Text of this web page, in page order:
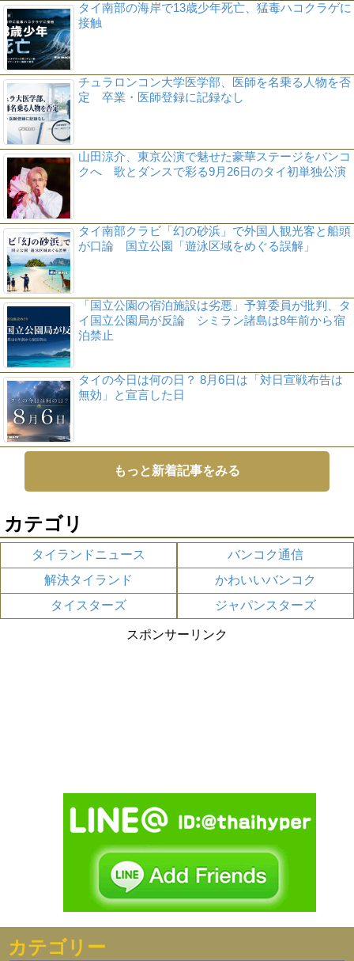
タイ南部の海岸で13歳少年死亡、猛毒ハコクラゲに
接触
チュラロンコン大学医学部、医師を名乗る人物を否
定 卒業・医師登録に記録なし
山田涼介、東京公演で魅せた豪華ステージをバンコ
クへ 歌とダンスで彩る9月26日のタイ初単独公演
タイ南部クラビ「幻の砂浜」で外国人観光客と船頭
が口論 国立公園「遊泳区域をめぐる誤解」
「国立公園の宿泊施設は劣悪」予算委員が批判、タ
イ国立公園局が反論 シミラン諸島は8年前から宿
泊禁止
タイの今日は何の日？ 8月6日は「対日宣戦布告は
無効」と宣言した日
もっと新着記事をみる
カテゴリ
タイランドニュース
バンコク通信
解決タイランド
かわいいバンコク
タイスターズ
ジャパンスターズ
スポンサーリンク
カテゴリー